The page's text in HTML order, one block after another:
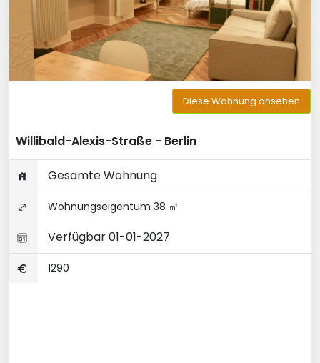
Diese Wohnung ansehen
Willibald-Alexis-Straße - Berlin
Gesamte Wohnung
Wohnungseigentum 38 ㎡
Verfügbar 01-01-2027
1290